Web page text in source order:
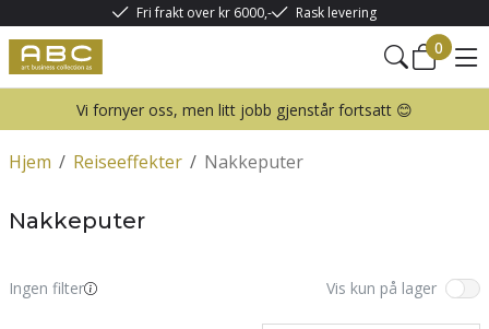
Fri frakt over kr 6000,- Rask levering
0
Vi fornyer oss, men litt jobb gjenstår fortsatt 😊
/
Hjem /
Reiseeffekter Nakkeputer
Nakkeputer
Ingen filter Vis kun på lager